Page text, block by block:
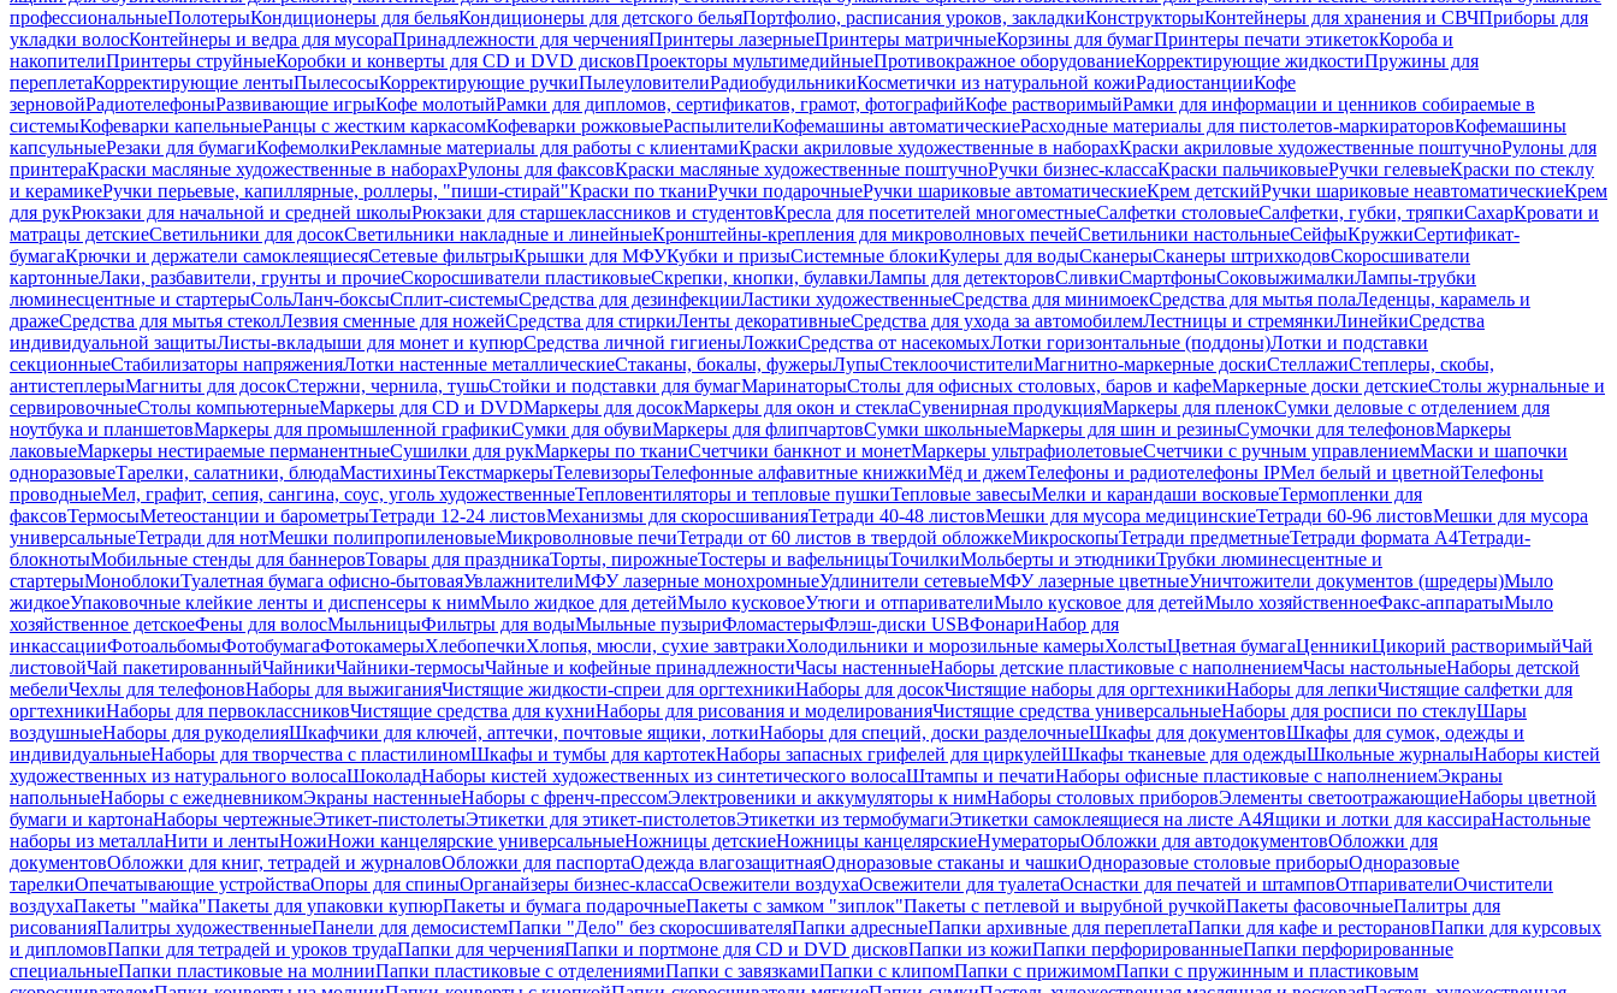
профессиональныеПолотерыКондиционеры для бельяКондиционеры для детского бельяПортфолио, расписания уроков, закладкиКонструкторыКонтейнеры для хранения и СВЧПриборы для
укладки волосКонтейнеры и ведра для мусораПринадлежности для черченияПринтеры лазерныеПринтеры матричныеКорзины для бумагПринтеры печати этикетокКороба и
накопителиПринтеры струйныеКоробки и конверты для CD и DVD дисковПроекторы мультимедийныеПротивокражное оборудованиеКорректирующие жидкостиПружины для
переплетаКорректирующие лентыПылесосыКорректирующие ручкиПылеуловителиРадиобудильникиКосметички из натуральной кожиРадиостанцииКофе
зерновойРадиотелефоныРазвивающие игрыКофе молотыйРамки для дипломов, сертификатов, грамот, фотографийКофе растворимыйРамки для информации и ценников собираемые в
системыКофеварки капельныеРанцы с жестким каркасомКофеварки рожковыеРаспылителиКофемашины автоматическиеРасходные материалы для пистолетов-маркираторовКофемашины
капсульныеРезаки для бумагиКофемолкиРекламные материалы для работы с клиентамиКраски акриловые художественные в наборахКраски акриловые художественные поштучноРулоны для
принтераКраски масляные художественные в наборахРулоны для факсовКраски масляные художественные поштучноРучки бизнес-классаКраски пальчиковыеРучки гелевыеКраски по стеклу
и керамикеРучки перьевые, капиллярные, роллеры, "пиши-стирай"Краски по тканиРучки подарочныеРучки шариковые автоматическиеКрем детскийРучки шариковые неавтоматическиеКрем
для рукРюкзаки для начальной и средней школыРюкзаки для старшеклассников и студентовКресла для посетителей многоместныеСалфетки столовыеСалфетки, губки, тряпкиСахарКровати и
матрацы детскиеСветильники для досокСветильники накладные и линейныеКронштейны-крепления для микроволновых печейСветильники настольныеСейфыКружкиСертификат-
бумагаКрючки и держатели самоклеящиесяСетевые фильтрыКрышки для МФУКубки и призыСистемные блокиКулеры для водыСканерыСканеры штрихкодовСкоросшиватели
картонныеЛаки, разбавители, грунты и прочиеСкоросшиватели пластиковыеСкрепки, кнопки, булавкиЛампы для детекторовСливкиСмартфоныСоковыжималкиЛампы-трубки
люминесцентные и стартерыСольЛанч-боксыСплит-системыСредства для дезинфекцииЛастики художественныеСредства для минимоекСредства для мытья полаЛеденцы, карамель и
дражеСредства для мытья стеколЛезвия сменные для ножейСредства для стиркиЛенты декоративныеСредства для ухода за автомобилемЛестницы и стремянкиЛинейкиСредства
индивидуальной защитыЛисты-вкладыши для монет и купюрСредства личной гигиеныЛожкиСредства от насекомыхЛотки горизонтальные (поддоны)Лотки и подставки
секционныеСтабилизаторы напряженияЛотки настенные металлическиеСтаканы, бокалы, фужерыЛупыСтеклоочистителиМагнитно-маркерные доскиСтеллажиСтеплеры, скобы,
антистеплерыМагниты для досокСтержни, чернила, тушьСтойки и подставки для бумагМаринаторыСтолы для офисных столовых, баров и кафеМаркерные доски детскиеСтолы журнальные и
сервировочныеСтолы компьютерныеМаркеры для CD и DVDМаркеры для досокМаркеры для окон и стеклаСувенирная продукцияМаркеры для пленокСумки деловые с отделением для
ноутбука и планшетовМаркеры для промышленной графикиСумки для обувиМаркеры для флипчартовСумки школьныеМаркеры для шин и резиныСумочки для телефоновМаркеры
лаковыеМаркеры нестираемые перманентныеСушилки для рукМаркеры по тканиСчетчики банкнот и монетМаркеры ультрафиолетовыеСчетчики с ручным управлениемМаски и шапочки
одноразовыеТарелки, салатники, блюдаМастихиныТекстмаркерыТелевизорыТелефонные алфавитные книжкиМёд и джемТелефоны и радиотелефоны IPМел белый и цветнойТелефоны
проводныеМел, графит, сепия, сангина, соус, уголь художественныеТепловентиляторы и тепловые пушкиТепловые завесыМелки и карандаши восковыеТермопленки для
факсовТермосыМетеостанции и барометрыТетради 12-24 листовМеханизмы для скоросшиванияТетради 40-48 листовМешки для мусора медицинскиеТетради 60-96 листовМешки для мусора
универсальныеТетради для нотМешки полипропиленовыеМикроволновые печиТетради от 60 листов в твердой обложкеМикроскопыТетради предметныеТетради формата А4Тетради-
блокнотыМобильные стенды для баннеровТовары для праздникаТорты, пирожныеТостеры и вафельницыТочилкиМольберты и этюдникиТрубки люминесцентные и
стартерыМоноблокиТуалетная бумага офисно-бытоваяУвлажнителиМФУ лазерные монохромныеУдлинители сетевыеМФУ лазерные цветныеУничтожители документов (шредеры)Мыло
жидкоеУпаковочные клейкие ленты и диспенсеры к нимМыло жидкое для детейМыло кусковоеУтюги и отпаривателиМыло кусковое для детейМыло хозяйственноеФакс-аппаратыМыло
хозяйственное детскоеФены для волосМыльницыФильтры для водыМыльные пузыриФломастерыФлэш-диски USBФонариНабор для
инкассацииФотоальбомыФотобумагаФотокамерыХлебопечкиХлопья, мюсли, сухие завтракиХолодильники и морозильные камерыХолстыЦветная бумагаЦенникиЦикорий растворимыйЧай
листовойЧай пакетированныйЧайникиЧайники-термосыЧайные и кофейные принадлежностиЧасы настенныеНаборы детские пластиковые с наполнениемЧасы настольныеНаборы детской
мебелиЧехлы для телефоновНаборы для выжиганияЧистящие жидкости-спреи для оргтехникиНаборы для досокЧистящие наборы для оргтехникиНаборы для лепкиЧистящие салфетки для
оргтехникиНаборы для первоклассниковЧистящие средства для кухниНаборы для рисования и моделированияЧистящие средства универсальныеНаборы для росписи по стеклуШары
воздушныеНаборы для рукоделияШкафчики для ключей, аптечки, почтовые ящики, лоткиНаборы для специй, доски разделочныеШкафы для документовШкафы для сумок, одежды и
индивидуальныеНаборы для творчества с пластилиномШкафы и тумбы для картотекНаборы запасных грифелей для циркулейШкафы тканевые для одеждыШкольные журналыНаборы кистей
художественных из натурального волосаШоколадНаборы кистей художественных из синтетического волосаШтампы и печатиНаборы офисные пластиковые с наполнениемЭкраны
напольныеНаборы с ежедневникомЭкраны настенныеНаборы с френч-прессомЭлектровеники и аккумуляторы к нимНаборы столовых приборовЭлементы светоотражающиеНаборы цветной
бумаги и картонаНаборы чертежныеЭтикет-пистолетыЭтикетки для этикет-пистолетовЭтикетки из термобумагиЭтикетки самоклеящиеся на листе А4Ящики и лотки для кассираНастольные
наборы из металлаНити и лентыНожиНожи канцелярские универсальныеНожницы детскиеНожницы канцелярскиеНумераторыОбложки для автодокументовОбложки для
документовОбложки для книг, тетрадей и журналовОбложки для паспортаОдежда влагозащитнаяОдноразовые стаканы и чашкиОдноразовые столовые приборыОдноразовые
тарелкиОпечатывающие устройстваОпоры для спиныОрганайзеры бизнес-классаОсвежители воздухаОсвежители для туалетаОснастки для печатей и штамповОтпаривателиОчистители
воздухаПакеты "майка"Пакеты для упаковки купюрПакеты и бумага подарочныеПакеты с замком "зиплок"Пакеты с петлевой и вырубной ручкойПакеты фасовочныеПалитры для
рисованияПалитры художественныеПанели для демосистемПапки "Дело" без скоросшивателяПапки адресныеПапки архивные для переплетаПапки для кафе и ресторановПапки для курсовых
и дипломовПапки для тетрадей и уроков трудаПапки для черченияПапки и портмоне для CD и DVD дисковПапки из кожиПапки перфорированныеПапки перфорированные
специальныеПапки пластиковые на молнииПапки пластиковые с отделениямиПапки с завязкамиПапки с клипомПапки с прижимомПапки с пружинным и пластиковым